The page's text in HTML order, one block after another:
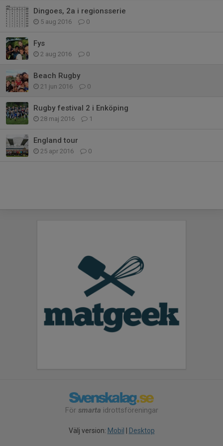
Dingoes, 2a i regionsserie
5 aug 2016 0
Fys
2 aug 2016 0
Beach Rugby
21 jun 2016 0
Rugby festival 2 i Enköping
28 maj 2016 1
England tour
25 apr 2016 0
För smarta idrottsföreningar
Välj version: Mobil Desktop